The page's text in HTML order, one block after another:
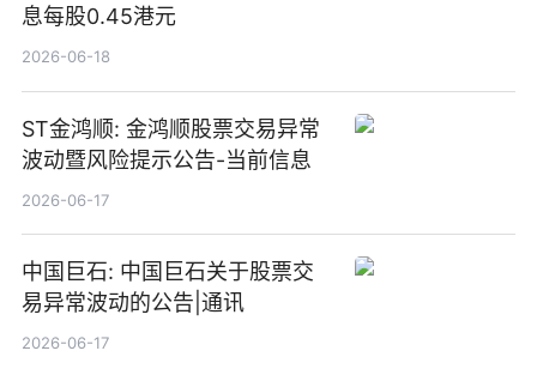
息每股0.45港元
2026-06-18
ST金鸿顺: 金鸿顺股票交易异常
波动暨风险提示公告-当前信息
2026-06-17
中国巨石: 中国巨石关于股票交
易异常波动的公告|通讯
2026-06-17